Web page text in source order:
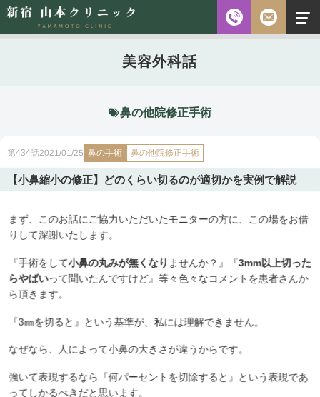
お電話
休診日 水・日・祝日
ご予約前に必ず下記のページをご確認ください。
ご予約について
無料相談
※初診の方専用
メールフォーム
お問い合わせ
美容外科話
鼻の他院修正手術
第434話2021/01/25 鼻の手術 鼻の他院修正手術
【小鼻縮小の修正】どのくらい切るのが適切かを実例で解説
まず、このお話にご協力いただいたモニターの方に、この場をお借
りして深謝いたします。
『手術をして小鼻の丸みが無くなり ませんか？』『3mm以上切った
らやばいって聞いたんですけど』等々色々なコメントを患者さんか
ら頂きます。
『3㎜を切ると』という基準が、私には理解できません。
なぜなら、人によって小鼻の大きさが違うからです。
強いて表現するなら『何パーセントを切除すると』という表現であ
ってしかるべきだと思います。